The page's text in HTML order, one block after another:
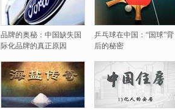
品牌的奥秘：中国缺失国
际化品牌的真正原因
乒乓球在中国：“国球”背
后的秘密